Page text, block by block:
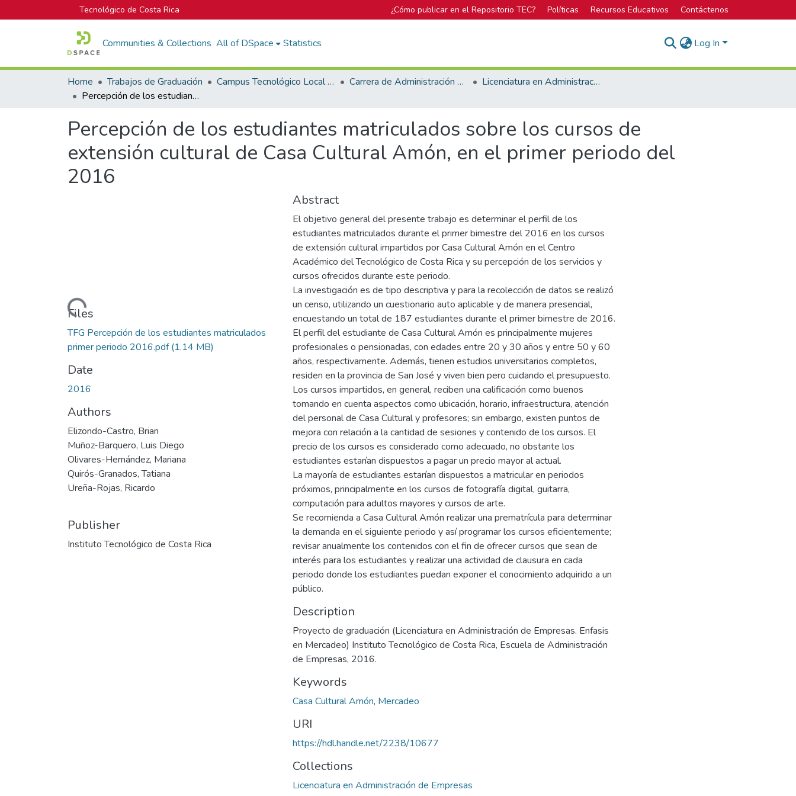
Tecnológico de Costa Rica ¿Cómo publicar en el Repositorio TEC? Políticas Recursos Educativos Contáctenos
Communities & Collections All of DSpace Statistics Log In
Home Trabajos de Graduación Campus Tecnológico Local San José Carrera de Administración de Empresa
Licenciatura en Administración de Empresas
Percepción de los estudiantes matriculados sobre los cursos de extensión cultural de Casa Cultural Amón, en el primer periodo del 2016
Percepción de los estudiantes matriculados sobre los cursos de
extensión cultural de Casa Cultural Amón, en el primer periodo del
2016
Loading...
Files
TFG Percepción de los estudiantes matriculados
primer periodo 2016.pdf(1.14 MB)
Date
2016
Authors
Elizondo-Castro, Brian
Muñoz-Barquero, Luis Diego
Olivares-Hernández, Mariana
Quirós-Granados, Tatiana
Ureña-Rojas, Ricardo
Publisher
Instituto Tecnológico de Costa Rica
Abstract
El objetivo general del presente trabajo es determinar el perfil de los
estudiantes matriculados durante el primer bimestre del 2016 en los cursos
de extensión cultural impartidos por Casa Cultural Amón en el Centro
Académico del Tecnológico de Costa Rica y su percepción de los servicios y
cursos ofrecidos durante este periodo.
La investigación es de tipo descriptiva y para la recolección de datos se realizó
un censo, utilizando un cuestionario auto aplicable y de manera presencial,
encuestando un total de 187 estudiantes durante el primer bimestre de 2016.
El perfil del estudiante de Casa Cultural Amón es principalmente mujeres
profesionales o pensionadas, con edades entre 20 y 30 años y entre 50 y 60
años, respectivamente. Además, tienen estudios universitarios completos,
residen en la provincia de San José y viven bien pero cuidando el presupuesto.
Los cursos impartidos, en general, reciben una calificación como buenos
tomando en cuenta aspectos como ubicación, horario, infraestructura, atención
del personal de Casa Cultural y profesores; sin embargo, existen puntos de
mejora con relación a la cantidad de sesiones y contenido de los cursos. El
precio de los cursos es considerado como adecuado, no obstante los
estudiantes estarían dispuestos a pagar un precio mayor al actual.
La mayoría de estudiantes estarían dispuestos a matricular en periodos
próximos, principalmente en los cursos de fotografía digital, guitarra,
computación para adultos mayores y cursos de arte.
Se recomienda a Casa Cultural Amón realizar una prematrícula para determinar
la demanda en el siguiente periodo y así programar los cursos eficientemente;
revisar anualmente los contenidos con el fin de ofrecer cursos que sean de
interés para los estudiantes y realizar una actividad de clausura en cada
periodo donde los estudiantes puedan exponer el conocimiento adquirido a un
público.
Description
Proyecto de graduación (Licenciatura en Administración de Empresas. Enfasis
en Mercadeo) Instituto Tecnológico de Costa Rica, Escuela de Administración
de Empresas, 2016.
Keywords
Casa Cultural Amón, Mercadeo
URI
https://hdl.handle.net/2238/10677
Collections
Licenciatura en Administración de Empresas